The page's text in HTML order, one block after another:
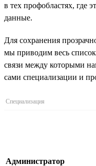
в тех профобластях, где
данные.
Для сохранения
мы приводим весь
связи между которыми
сами специализации и
Специализация
Администратор